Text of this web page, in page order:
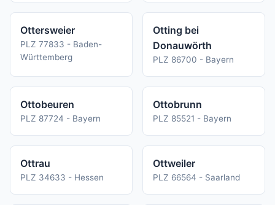
Ottersweier
PLZ 77833 - Baden-
Württemberg
Otting bei
Donauwörth
PLZ 86700 - Bayern
Ottobeuren
PLZ 87724 - Bayern
Ottobrunn
PLZ 85521 - Bayern
Ottrau
PLZ 34633 - Hessen
Ottweiler
PLZ 66564 - Saarland